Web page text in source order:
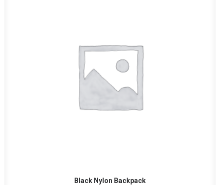
AÑADIR AL CARRITO
Black Nylon Backpack